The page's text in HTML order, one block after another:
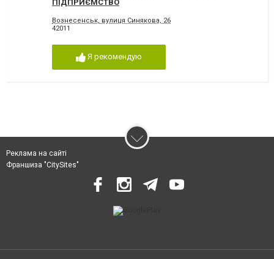
ПІДПРИЄМСТВО
Вознесенськ, вулиця Синякова, 26
42011
Я рекомендую
Реклама на сайті
Франшиза "CitySites"